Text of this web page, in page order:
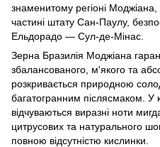
знаменитому регіоні
частині штату Сан-Паулу,
Ельдорадо — Сул-де-Мінас.
Зерна Бразилія Моджіана
збалансованого, м'якого та
розкривається природною
багатогранним післясмаком. У
відчуваються виразні ноти
цитрусових та натурального
повною відсутністю кислинки.